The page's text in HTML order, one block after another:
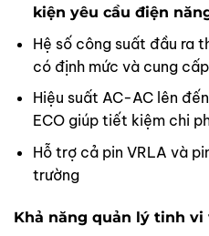
kiện yêu cầu điện
Hệ số công suất đầu ra
có định mức và cung
Hiệu suất AC-AC lên
ECO giúp tiết kiệm chi
Hỗ trợ cả pin VRLA và
trường
Khả năng quản lý tinh